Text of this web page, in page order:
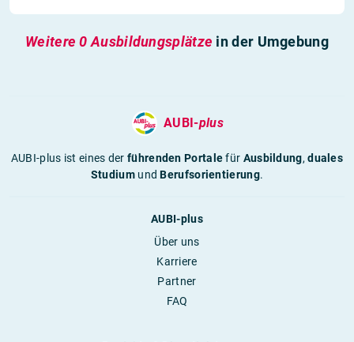
Weitere 0 Ausbildungsplätze in der Umgebung
AUBI-plus
AUBI-plus ist eines derführenden Portalefür Ausbildung,duales
StudiumundBerufsorientierung.
AUBI-plus
Über uns
Karriere
Partner
FAQ